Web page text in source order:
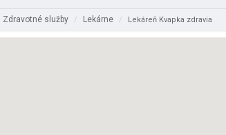
Zdravotné služby / Lekárne / Lekáreň Kvapka zdravia